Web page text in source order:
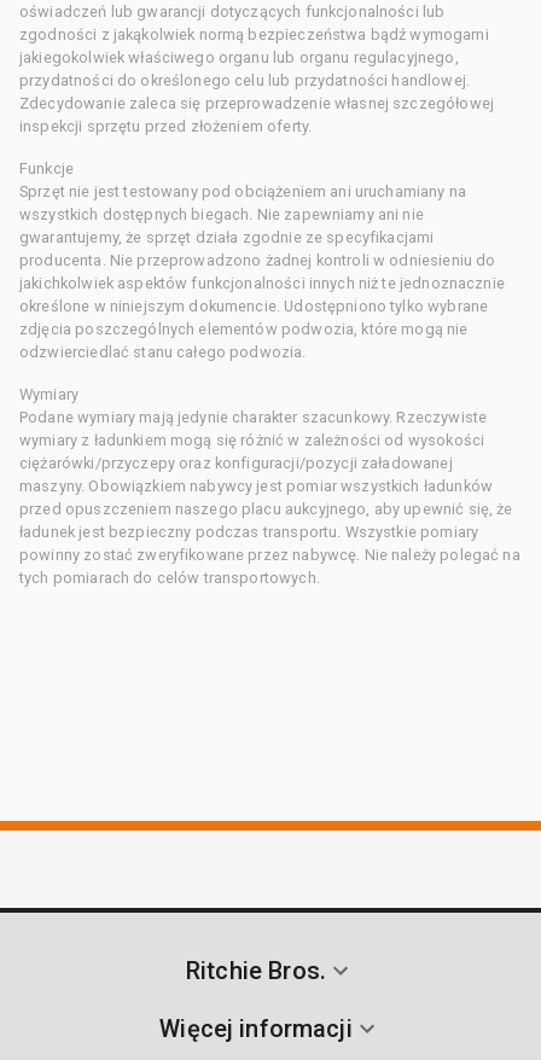
oświadczeń lub gwarancji dotyczących funkcjonalności lub
zgodności z jakąkolwiek normą bezpieczeństwa bądź wymogami
jakiegokolwiek właściwego organu lub organu regulacyjnego,
przydatności do określonego celu lub przydatności handlowej.
Zdecydowanie zaleca się przeprowadzenie własnej szczegółowej
inspekcji sprzętu przed złożeniem oferty.
Funkcje
Sprzęt nie jest testowany pod obciążeniem ani uruchamiany na
wszystkich dostępnych biegach. Nie zapewniamy ani nie
gwarantujemy, że sprzęt działa zgodnie ze specyfikacjami
producenta. Nie przeprowadzono żadnej kontroli w odniesieniu do
jakichkolwiek aspektów funkcjonalności innych niż te jednoznacznie
określone w niniejszym dokumencie. Udostępniono tylko wybrane
zdjęcia poszczególnych elementów podwozia, które mogą nie
odzwierciedlać stanu całego podwozia.
Wymiary
Podane wymiary mają jedynie charakter szacunkowy. Rzeczywiste
wymiary z ładunkiem mogą się różnić w zależności od wysokości
ciężarówki/przyczepy oraz konfiguracji/pozycji załadowanej
maszyny. Obowiązkiem nabywcy jest pomiar wszystkich ładunków
przed opuszczeniem naszego placu aukcyjnego, aby upewnić się, że
ładunek jest bezpieczny podczas transportu. Wszystkie pomiary
powinny zostać zweryfikowane przez nabywcę. Nie należy polegać na
tych pomiarach do celów transportowych.
Ritchie Bros.
Więcej informacji